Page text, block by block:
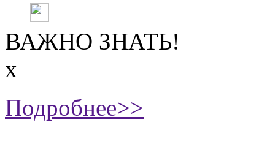
ВАЖНО ЗНАТЬ!
х
Подробнее>>